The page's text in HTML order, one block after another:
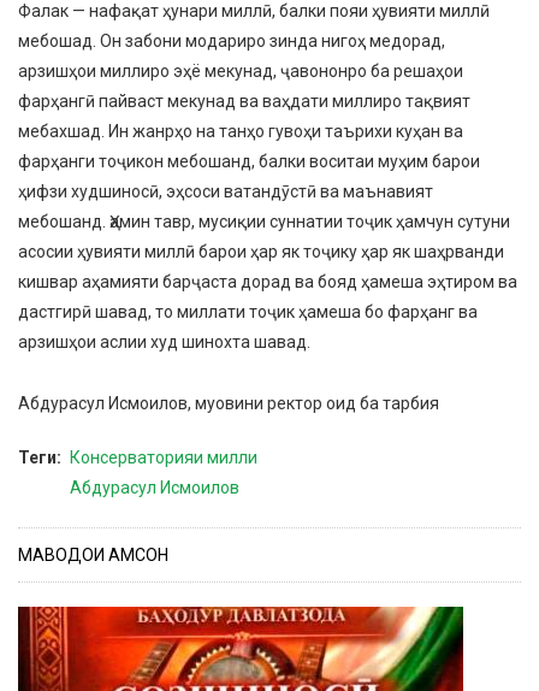
Фалак — нафақат ҳунари миллӣ, балки пояи ҳувияти миллӣ
мебошад. Он забони модариро зинда нигоҳ медорад,
арзишҳои миллиро эҳё мекунад, ҷавононро ба решаҳои
фарҳангӣ пайваст мекунад ва ваҳдати миллиро тақвият
мебахшад. Ин жанрҳо на танҳо гувоҳи таърихи куҳан ва
фарҳанги тоҷикон мебошанд, балки воситаи муҳим барои
ҳифзи худшиносӣ, эҳсоси ватандӯстӣ ва маънавият
мебошанд. Ҳамин тавр, мусиқии суннатии тоҷик ҳамчун сутуни
асосии ҳувияти миллӣ барои ҳар як тоҷику ҳар як шаҳрванди
кишвар аҳамияти барҷаста дорад ва бояд ҳамеша эҳтиром ва
дастгирӣ шавад, то миллати тоҷик ҳамеша бо фарҳанг ва
арзишҳои аслии худ шинохта шавад.
Абдурасул Исмоилов, муовини ректор оид ба тарбия
Теги
Консерваторияи милли
Абдурасул Исмоилов
МАВОДҲОИ ҲАМСОН